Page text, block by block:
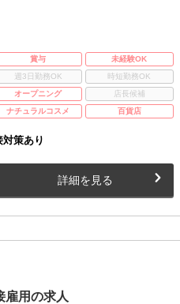
賞与
未経験OK
週3日勤務OK
時短勤務OK
オープニング
店長候補
ナチュラルコスメ 百貨店
対策あり
詳細を見る
雇用の求人